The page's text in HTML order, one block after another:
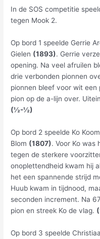
In de SOS competitie
tegen Mook 2.
Op bord 1 speelde Gerrie
Gielen (1893). Gerrie
opening. Na veel afruilen
drie verbonden pionnen
pionnen bleef voor wit
pion op de a-lijn over.
(½-½)
Op bord 2 speelde Ko
Blom (1807). Voor Ko was
tegen de sterkere
onoplettendheid kwam hij
het een spannende strijd
Huub kwam in tijdnood,
seconden increment. Na
pion en streek Ko de vlag.
Op bord 3 speelde